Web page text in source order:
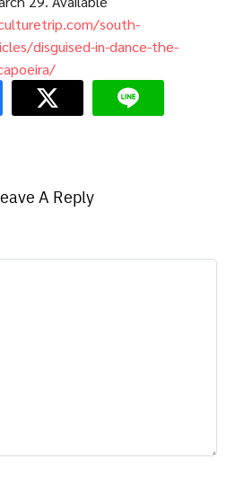
south-
disguised-in-dance-the-
A Reply